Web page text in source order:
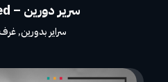
سرير دورين – Double bed
سراير بدورين,